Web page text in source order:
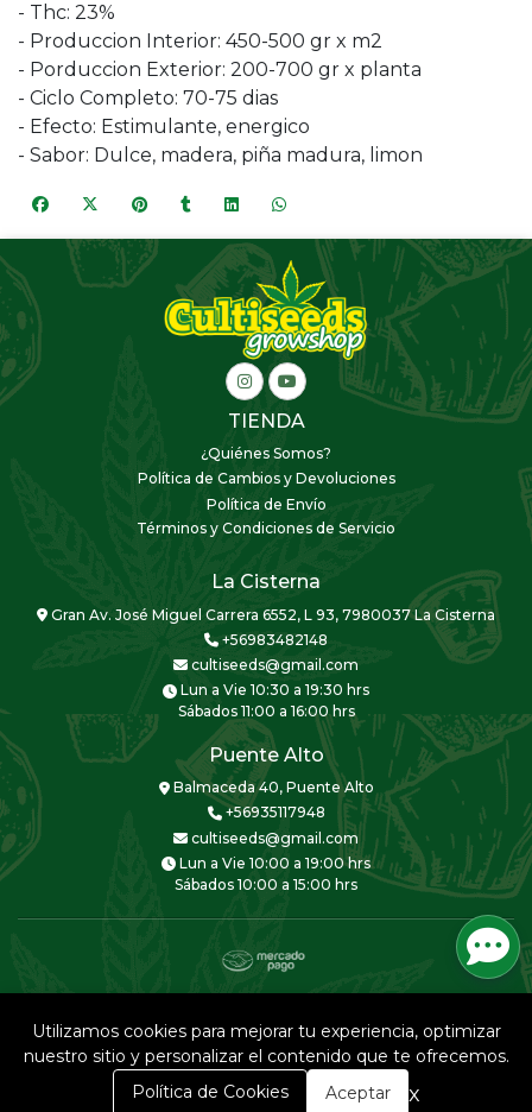
- Thc: 23%
- Produccion Interior: 450-500 gr x m2
- Porduccion Exterior: 200-700 gr x planta
- Ciclo Completo: 70-75 dias
- Efecto: Estimulante, energico
- Sabor: Dulce, madera, piña madura, limon
TIENDA
¿Quiénes Somos?
Política de Cambios y Devoluciones
Política de Envío
Términos y Condiciones de Servicio
La Cisterna
Gran Av. José Miguel Carrera 6552, L 93, 7980037 La Cisterna
+56983482148
cultiseeds@gmail.com
Lun a Vie 10:30 a 19:30 hrs
Sábados 11:00 a 16:00 hrs
Puente Alto
Balmaceda 40, Puente Alto
+56935117948
cultiseeds@gmail.com
Lun a Vie 10:00 a 19:00 hrs
Sábados 10:00 a 15:00 hrs
Creado porBsale
0
Utilizamos cookies para mejorar tu experiencia, optimizar
nuestro sitio y personalizar el contenido que te ofrecemos.
Política de Cookies
Aceptar x